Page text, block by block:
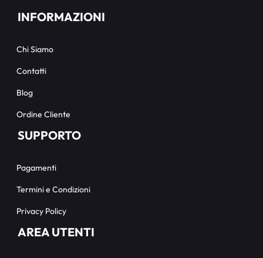
INFORMAZIONI
Chi Siamo
Contatti
Blog
Ordine Cliente
SUPPORTO
Pagamenti
Termini e Condizioni
Privacy Policy
AREA UTENTI